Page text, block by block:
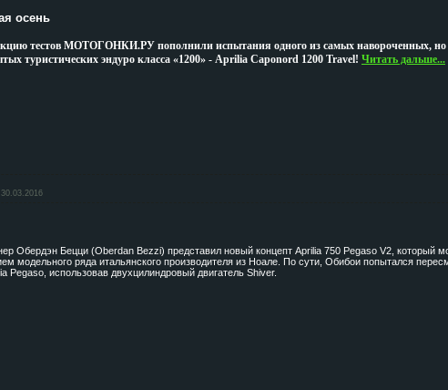
осень
тестов МОТОГОНКИ.РУ пополнили испытания одного из самых навороченных, но
туристических эндуро класса «1200» - Aprilia Caponord 1200 Travel! Читать дальше...
30.03.2016
Обердэн Бецци (Oberdan Bezzi) представил новый концепт Aprilia 750 Pegaso V2, который
модельного ряда итальянского производителя из Ноале. По сути, Обибои попытался
Pegaso, использовав двухцилиндровый двигатель Shiver.